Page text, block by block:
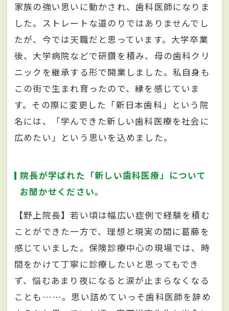
家族の強い思いに動かされ、歯科医師になりま
した。ストレートな道のりではありませんでし
たが、今では天職だと思っています。大学卒業
後、大学病院などで研鑽を積み、母の歯科クリ
ニックを継承する形で開業しました。私自身も
この街で生まれ育ったので、縁を感じていま
す。その際に変更した「新日本歯科」という院
名には、「学んできた新しい歯科医療を社会に
広めたい」という思いを込めました。
院長が学ばれた「新しい歯科医療」について
お聞かせください。
【野上院長】若い頃は幅広い症例で経験を積む
ことができた一方で、理想と現実の間に葛藤を
感じていました。保険診療中心の現場では、時
間をかけて丁寧に診療したいと思ってもでき
ず、悩むあまり夜になると涙が止まらなくなる
ことも……。思い詰めていっそ歯科医師を辞め